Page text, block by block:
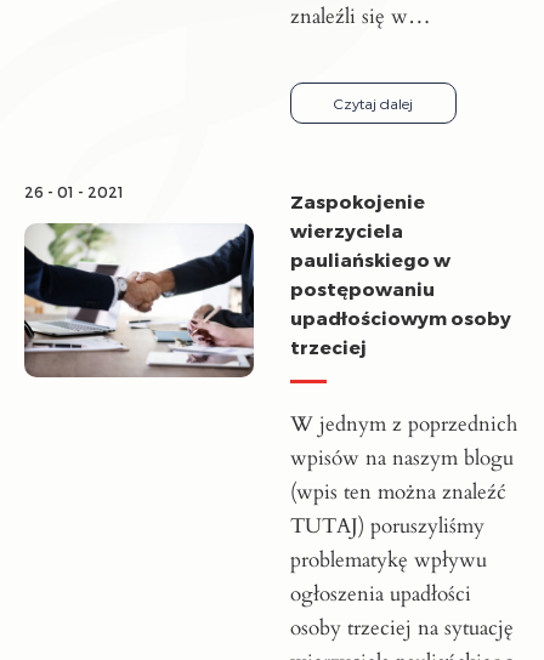
znaleźli się w…
Czytaj dalej
26 - 01 - 2021
Zaspokojenie
wierzyciela
pauliańskiego w
postępowaniu
upadłościowym osoby
trzeciej
W jednym z poprzednich
wpisów na naszym blogu
(wpis ten można znaleźć
TUTAJ) poruszyliśmy
problematykę wpływu
ogłoszenia upadłości
osoby trzeciej na sytuację